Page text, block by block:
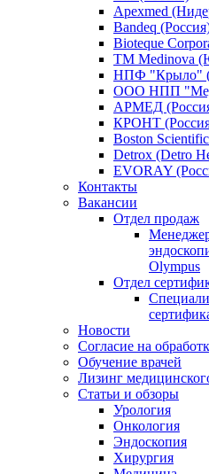
Apexmed
Bandeq
Bioteque
TM Medinova
НПФ "Крыло"
ООО НПП
АРМЕД
КРОНТ
Boston
Detrox (Detro
EVORAY
Контакты
Вакансии
Отдел продаж
Olympus
Отдел
Новости
Согласие на
Обучение врачей
Лизинг
Статьи и обзоры
Урология
Онкология
Эндоскопия
Хирургия